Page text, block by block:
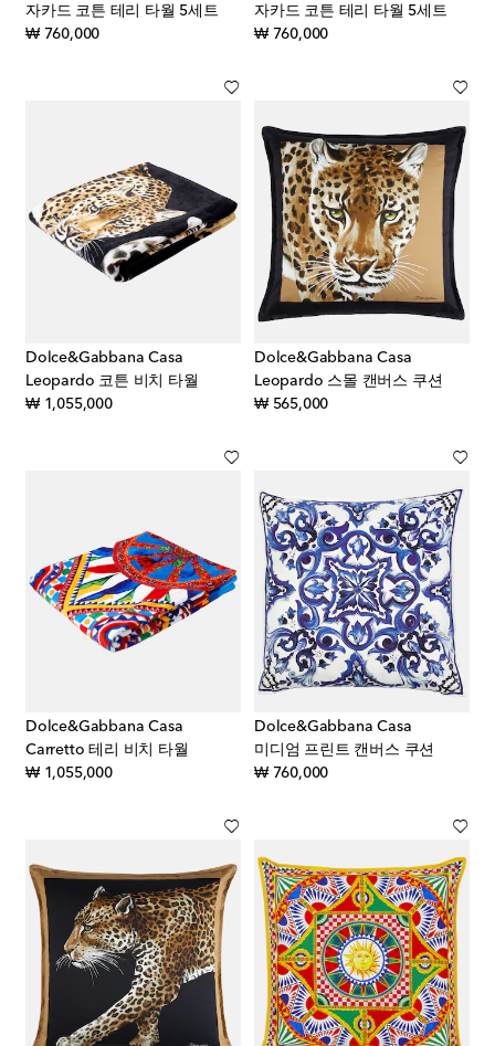
자카드 코튼 테리 타월 5세트
₩ 760,000original price
자카드 코튼 테리 타월 5세트
₩ 760,000original price
Dolce&Gabbana Casa
Leopardo 코튼 비치 타월
₩ 1,055,000original price
Dolce&Gabbana Casa
Leopardo 스몰 캔버스 쿠션
₩ 565,000original price
Dolce&Gabbana Casa
Carretto 테리 비치 타월
₩ 1,055,000original price
Dolce&Gabbana Casa
미디엄 프린트 캔버스 쿠션
₩ 760,000original price